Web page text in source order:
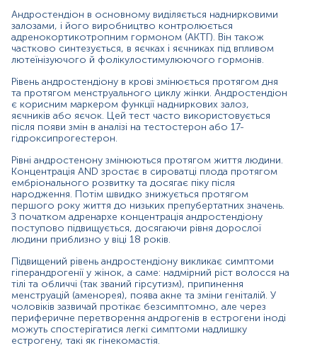
андростендіону є ідіопатичними. Однак виражене
зростання AND може свідчити про пухлини
надниркових або статевих залоз. У дітей найчастішою
причиною є гіперплазія надниркових залоз.
Показання до призначення
оцінка функції надниркових залоз;
діагностика пухлин надниркових залоз або
ектопічних АКТГ-продукуючих новоутворень;
визначення причини вірилізації у жінок або
раннього статевого дозрівання у хлопчиків;
оцінка функції яєчників у жінок або яєчок у
чоловіків;
діагностика та моніторинг лікування вродженої
гіперплазії надниркових залоз (у поєднанні з
визначенням інших андрогенних попередників -
17-альфа-гідроксипрогестерону, 17-альфа-
гідроксипрегненолону, дегідроепіандростерону
сульфату (DHEA-S));
діагностика синдрому полікістозних яєчників
(СПКЯ).
Андростендіон в основному виділяється наднирковими
залозами, і його виробництво контролюється
адренокортикотропним гормоном (АКТГ). Він також
частково синтезується, в яєчках і яєчниках під впливом
лютеїнізуючого й фолікулостимулюючого гормонів.
Рівень андростендіону в крові змінюється протягом дня
та протягом менструального циклу жінки. Андростендіон
є корисним маркером функції надниркових залоз,
яєчників або яєчок. Цей тест часто використовується
після появи змін в аналізі на тестостерон або 17-
гідроксипрогестерон.
Рівні андростенону змінюються протягом життя людини.
Концентрація AND зростає в сироватці плода протягом
ембріонального розвитку та досягає піку після
народження. Потім швидко знижується протягом
першого року життя до низьких препубертатних значень.
З початком адренархе концентрація андростендіону
поступово підвищується, досягаючи рівня дорослої
людини приблизно у віці 18 років.
Підвищений рівень андростендіону викликає симптоми
гіперандрогенії у жінок, а саме: надмірний ріст волосся на
тілі та обличчі (так званий гірсутизм), припинення
менструацій (аменорея), поява акне та зміни геніталій. У
чоловіків зазвичай протікає безсимптомно, але через
периферичне перетворення андрогенів в естрогени іноді
можуть спостерігатися легкі симптоми надлишку
естрогену, такі як гінекомастія.